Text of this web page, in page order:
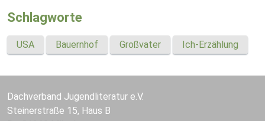
Schlagworte
USA Bauernhof Großvater Ich-Erzählung
Dachverband Jugendliteratur e.V.
Steinerstraße 15, Haus B